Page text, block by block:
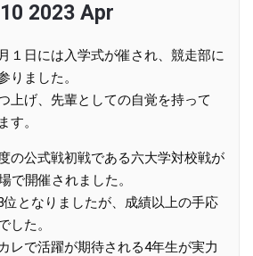
2023 Apr
１日には入学式が催され、競走部に
りました。
上げ、先輩としての自覚を持って
す。
の公式戦初戦である六大学対校戦が
で開催されました。
となりましたが、成績以上の手応
した。
レで活躍が期待される4年生が実力